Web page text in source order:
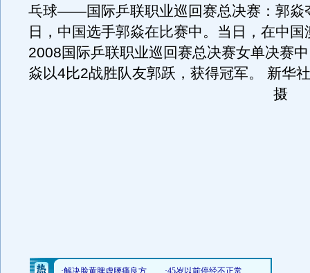
乓球——国际乒联职业巡回赛总决赛：郭焱
日，中国选手郭焱在比赛中。当日，在中国
2008国际乒联职业巡回赛总决赛女单决赛
焱以4比2战胜队友郭跃，获得冠军。 新华
摄